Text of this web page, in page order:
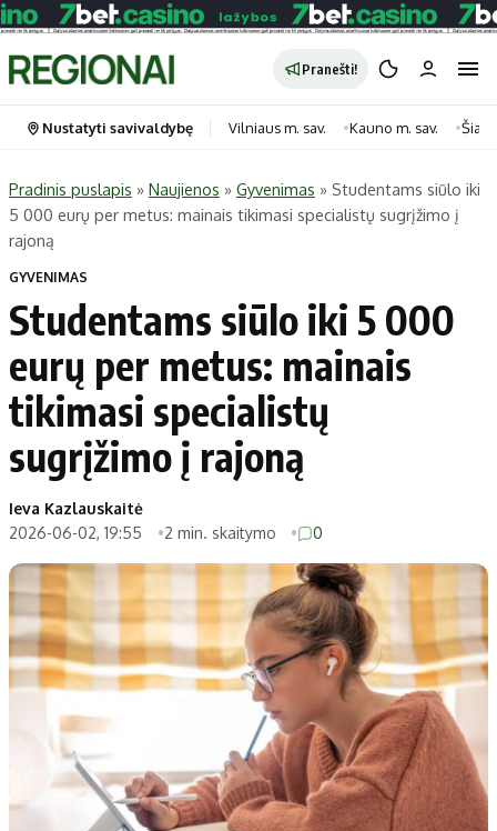
Pranešti!
Portalas
Naujausi
Regionai
Lietuva
Pasaulis
Politika
Patarimai
Dirbtinis intelektas
Gineso rekordai
Kategorijos
Horoskopai
Laisvalaikis
Maistas
Sveikata
Technologijos
Dienos naujienos
Ekonomikos naujienos
Didžiosios savivaldybės
Vilniaus miesto
Kauno miesto
Klaipėdos miesto
Panevėžio miesto
Šiaulių miesto
Kitos savivaldybės
Druskininkų
Utenos rajono
Jonavos rajono
Vilkaviškio rajono
Tauragės rajono
Nustatyti savivaldybę Vilniaus m. sav. Kauno m. sav.
Pradinis puslapis » Naujienos » Gyvenimas » Studentams siūlo iki
5 000 eurų per metus: mainais tikimasi specialistų sugrįžimo į
rajoną
GYVENIMAS
Studentams siūlo iki 5 000
eurų per metus: mainais
tikimasi specialistų
sugrįžimo į rajoną
Ieva Kazlauskaitė
2026-06-02, 19:55
2 min. skaitymo 0